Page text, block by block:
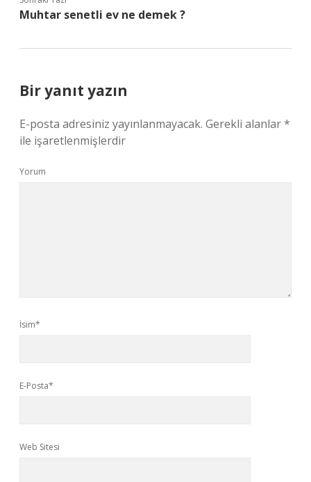
Muhtar senetli ev ne demek ?
Bir yanıt yazın
E-posta adresiniz yayınlanmayacak. Gerekli alanlar*
ile işaretlenmişlerdir
Yorum
İsim*
E-Posta*
Web Sitesi